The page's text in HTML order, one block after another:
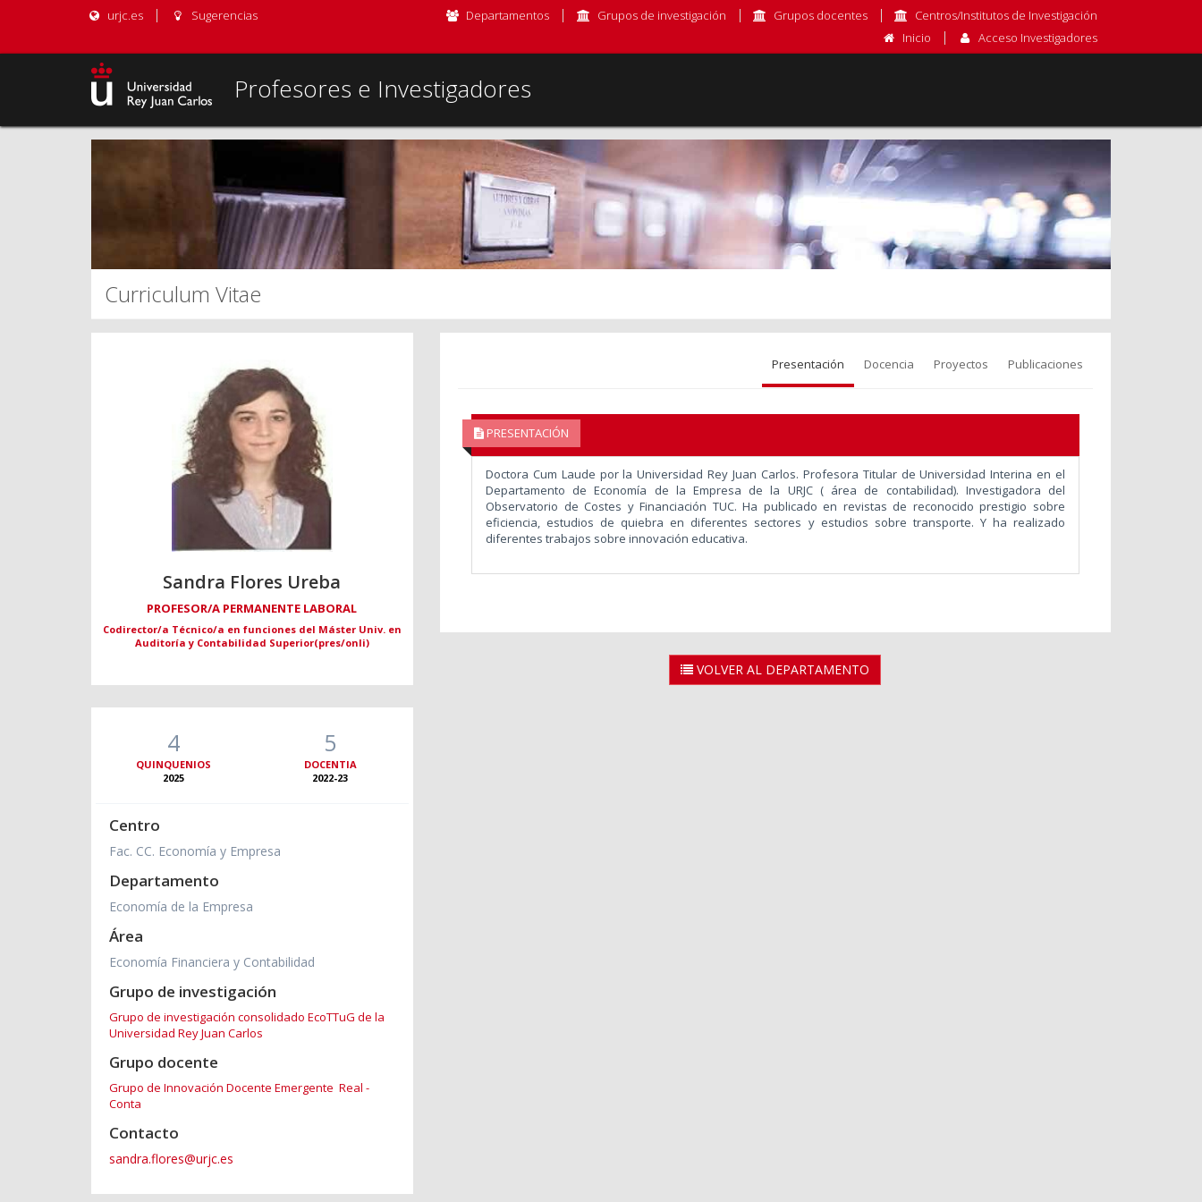
urjc.es Sugerencias Departamentos Grupos de investigación Grupos docentes
Centros/Institutos de Investigación
Inicio
Acceso Investigadores
Profesores e Investigadores
Curriculum Vitae
Sandra Flores Ureba
PROFESOR/A PERMANENTE LABORAL
Codirector/a Técnico/a en funciones del Máster Univ. en
Auditoría y Contabilidad Superior(pres/onli)
4
QUINQUENIOS
2025
5
DOCENTIA
2022-23
Centro
Fac. CC. Economía y Empresa
Departamento
Economía de la Empresa
Área
Economía Financiera y Contabilidad
Grupo de investigación
Grupo de investigación consolidado EcoTTuG de la
Universidad Rey Juan Carlos
Grupo docente
Grupo de Innovación Docente Emergente Real -
Conta
Contacto
sandra.flores@urjc.es
Presentación Docencia Proyectos Publicaciones
PRESENTACIÓN
Doctora Cum Laude por la Universidad Rey Juan Carlos. Profesora Titular de Universidad Interina en el
Departamento de Economía de la Empresa de la URJC ( área de contabilidad). Investigadora del
Observatorio de Costes y Financiación TUC. Ha publicado en revistas de reconocido prestigio sobre
eficiencia, estudios de quiebra en diferentes sectores y estudios sobre transporte. Y ha realizado
diferentes trabajos sobre innovación educativa.
VOLVER AL DEPARTAMENTO